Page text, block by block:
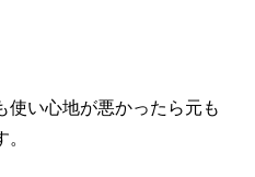
使い心地が悪かったら元も